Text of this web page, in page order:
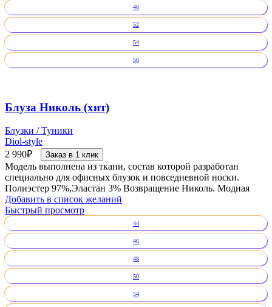
46
52
54
56
Блуза Николь (хит)
Блузки / Туники
Diol-style
2 990₽ Заказ в 1 клик
Модель выполнена из ткани, состав которой разработан
специально для офисных блузок и повседневной носки.
Полиэстер 97%,Эластан 3% Возвращение Николь. Модная
Добавить в список желаний
Быстрый просмотр
44
46
48
50
54